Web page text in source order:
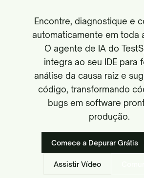
Encontre, diagnostique e
automaticamente em toda
O agente de IA do
integra ao seu IDE para
análise da causa raiz e
código, transformando
bugs em software
produção.
Comece a Depurar Grátis
Assistir Vídeo